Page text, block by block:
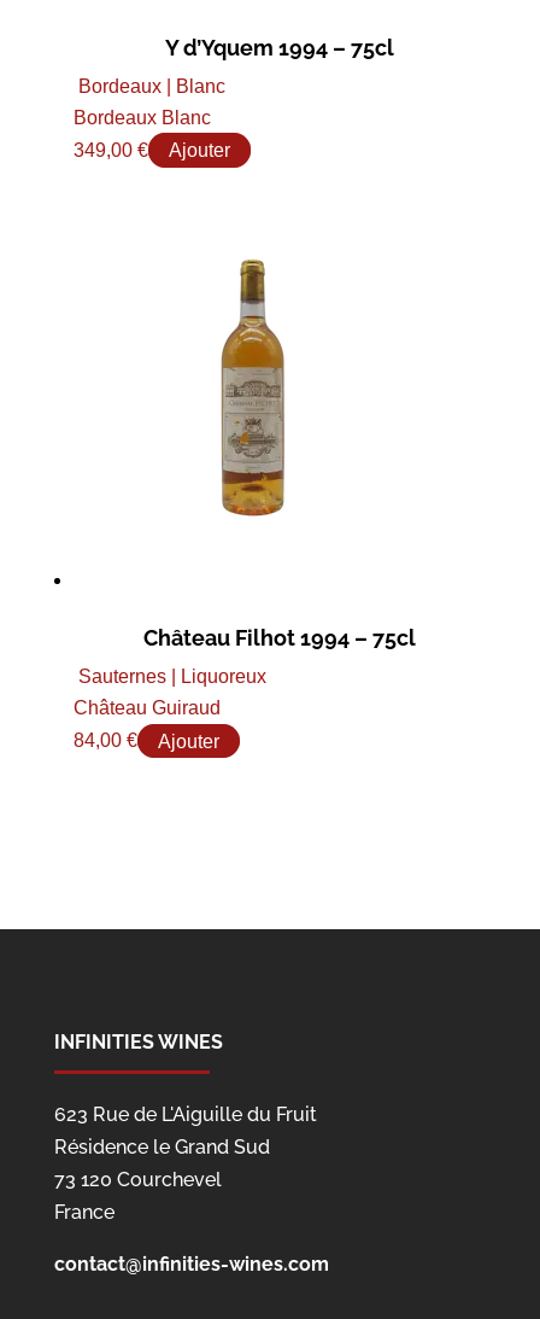
Y d’Yquem 1994 – 75cl
Bordeaux | Blanc
Bordeaux Blanc
349,00 € Ajouter
Château Filhot 1994 – 75cl
Sauternes | Liquoreux
Château Guiraud
84,00 € Ajouter
INFINITIES WINES
623 Rue de L'Aiguille du Fruit
Résidence le Grand Sud
73 120 Courchevel
France
contact@infinities-wines.com